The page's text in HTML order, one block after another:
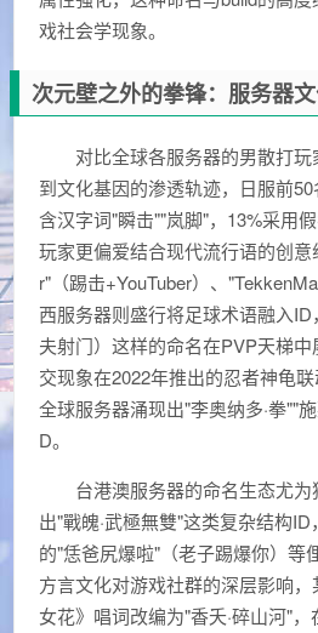
戏社会学现象。
次元壁之外的拳锋：服务器
对比全球各服务器的男散打
到文化基因的渗透轨迹，日服前
含汉字词"瞬击""岚脚"，13%采用
玩家更偏爱结合现代流行语的创
r"（踢击+YouTuber）、
西服务器则盛行将足球术语融入
夫射门）这样的命名在PVP天梯
交现象在2022年推出的忍者神龟联
全球服务器涌现出"李奥纳多·拳""
D。
台港澳服务器的命名生态尤
出"戰魄·武極無雙"这类复杂结构
的"恁爸尻爆啦"（老子踢爆你）等
方言文化对游戏社群的深层影响
女花》唱词改编为"香夭·碎山河"